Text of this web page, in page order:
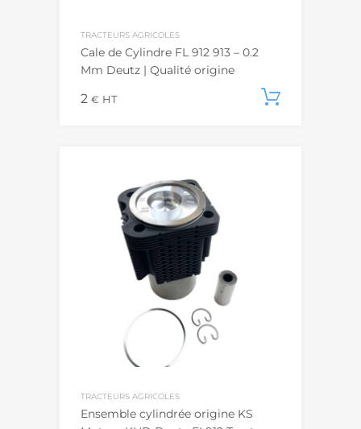
TRACTEURS AGRICOLES
Cale de Cylindre FL 912 913 – 0.2
Mm Deutz | Qualité origine
2 € HT
TRACTEURS AGRICOLES
Ensemble cylindrée origine KS